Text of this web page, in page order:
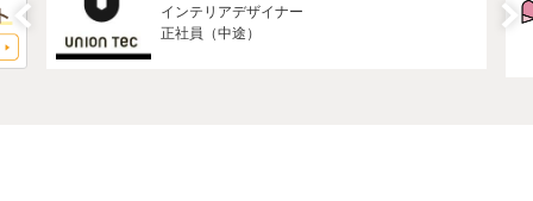
インテリアデザイナー
正社員（中途）